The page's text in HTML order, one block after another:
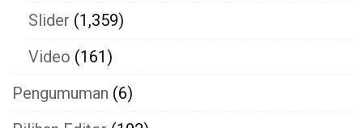
Slider (1,359)
Video (161)
Pengumuman (6)